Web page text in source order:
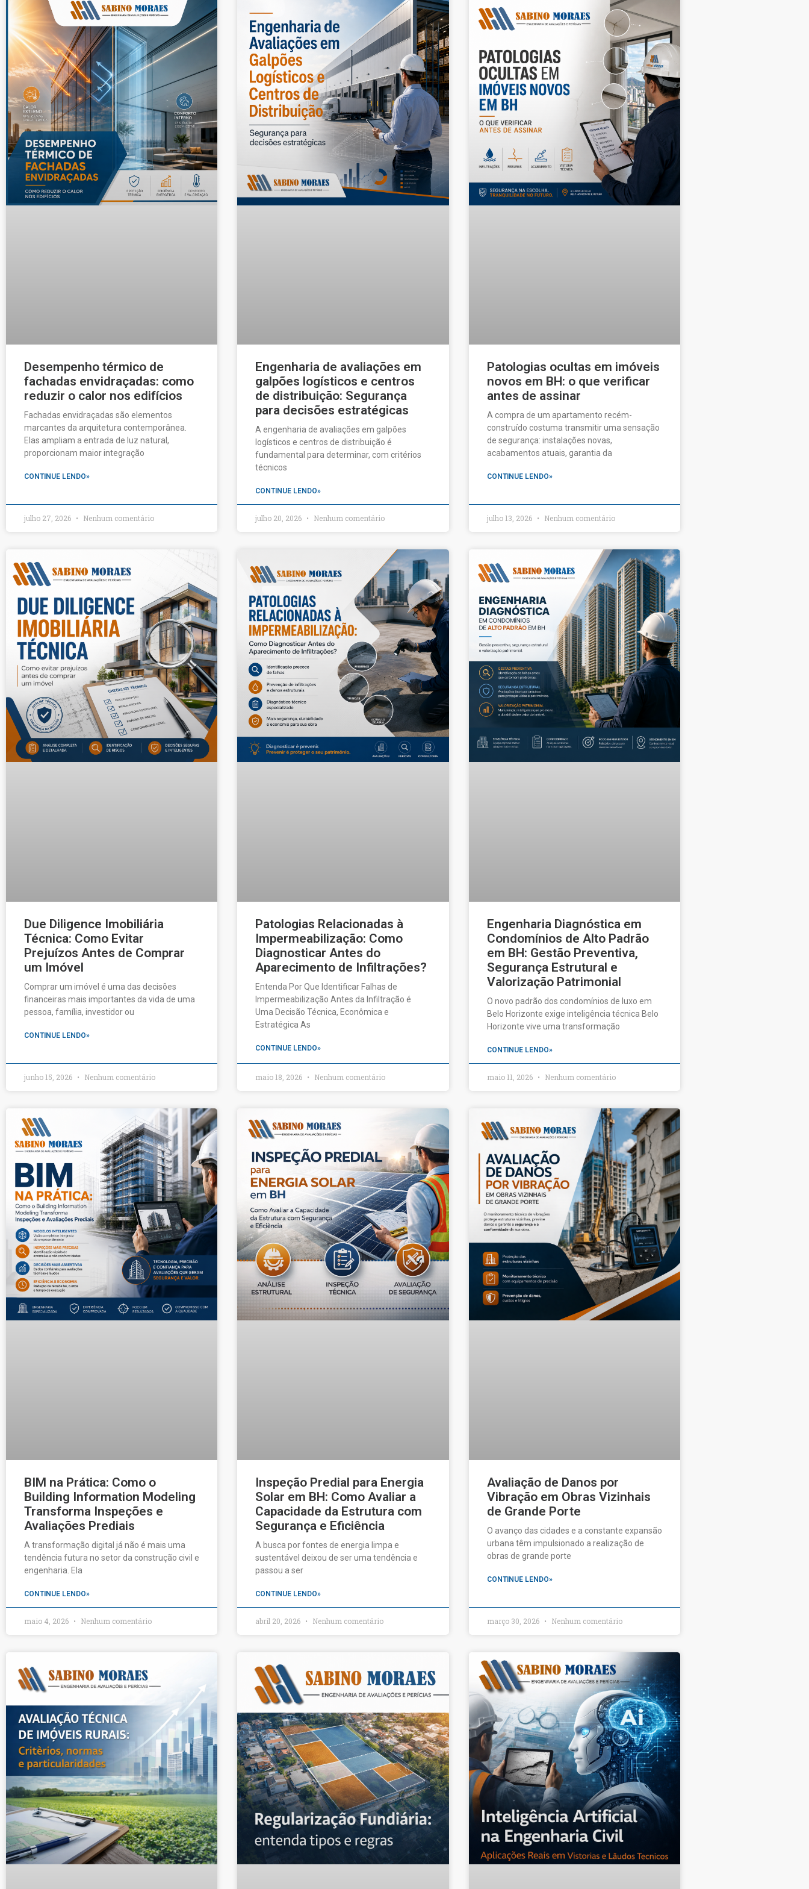
Desempenho térmico de
fachadas envidraçadas: como
reduzir o calor nos edifícios
Fachadas envidraçadas são elementos
marcantes da arquitetura contemporânea.
Elas ampliam a entrada de luz natural,
proporcionam maior integração
CONTINUE LENDO»
julho 27, 2026 Nenhum comentário
Engenharia de avaliações em
galpões logísticos e centros
de distribuição: Segurança
para decisões estratégicas
A engenharia de avaliações em galpões
logísticos e centros de distribuição é
fundamental para determinar, com critérios
técnicos
CONTINUE LENDO»
julho 20, 2026 Nenhum comentário
Patologias ocultas em imóveis
novos em BH: o que verificar
antes de assinar
A compra de um apartamento recém-
construído costuma transmitir uma sensação
de segurança: instalações novas,
acabamentos atuais, garantia da
CONTINUE LENDO»
julho 13, 2026 Nenhum comentário
Due Diligence Imobiliária
Técnica: Como Evitar
Prejuízos Antes de Comprar
um Imóvel
Comprar um imóvel é uma das decisões
financeiras mais importantes da vida de uma
pessoa, família, investidor ou
CONTINUE LENDO»
junho 15, 2026 Nenhum comentário
Patologias Relacionadas à
Impermeabilização: Como
Diagnosticar Antes do
Aparecimento de Infiltrações?
Entenda Por Que Identificar Falhas de
Impermeabilização Antes da Infiltração é
Uma Decisão Técnica, Econômica e
Estratégica As
CONTINUE LENDO»
maio 18, 2026 Nenhum comentário
Engenharia Diagnóstica em
Condomínios de Alto Padrão
em BH: Gestão Preventiva,
Segurança Estrutural e
Valorização Patrimonial
O novo padrão dos condomínios de luxo em
Belo Horizonte exige inteligência técnica Belo
Horizonte vive uma transformação
CONTINUE LENDO»
maio 11, 2026 Nenhum comentário
BIM na Prática: Como o
Building Information Modeling
Transforma Inspeções e
Avaliações Prediais
A transformação digital já não é mais uma
tendência futura no setor da construção civil e
engenharia. Ela
CONTINUE LENDO»
maio 4, 2026 Nenhum comentário
Inspeção Predial para Energia
Solar em BH: Como Avaliar a
Capacidade da Estrutura com
Segurança e Eficiência
A busca por fontes de energia limpa e
sustentável deixou de ser uma tendência e
passou a ser
CONTINUE LENDO»
abril 20, 2026 Nenhum comentário
Avaliação de Danos por
Vibração em Obras Vizinhais
de Grande Porte
O avanço das cidades e a constante expansão
urbana têm impulsionado a realização de
obras de grande porte
CONTINUE LENDO»
março 30, 2026 Nenhum comentário